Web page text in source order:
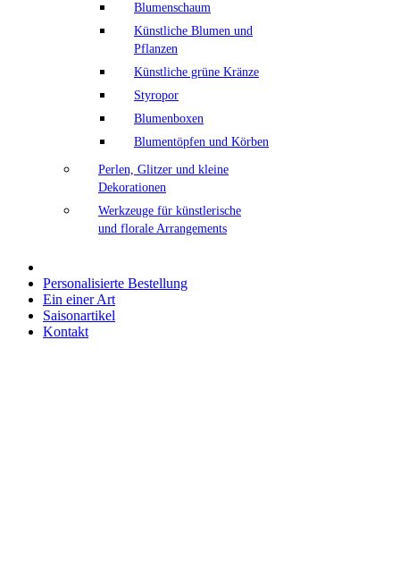
Blumenschaum
Künstliche Blumen und
Pflanzen
Künstliche grüne Kränze
Styropor
Blumenboxen
Blumentöpfen und Körben
Perlen, Glitzer und kleine
Dekorationen
Werkzeuge für künstlerische
und florale Arrangements
Personalisierte Bestellung
Ein einer Art
Saisonartikel
Kontakt